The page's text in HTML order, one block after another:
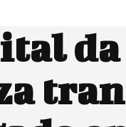
da